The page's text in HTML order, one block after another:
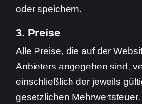
oder speichern.
3. Preise
Alle Preise, die auf der
Anbieters angegeben sind,
einschließlich der jeweils
gesetzlichen